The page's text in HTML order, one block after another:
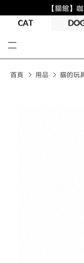
【貓館】
首頁 用品 貓的玩